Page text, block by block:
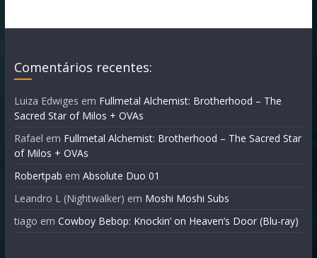
Comentários recentes:
Luiza Edwiges em Fullmetal Alchemist: Brotherhood – The
Sacred Star of Milos + OVAs
Rafael em Fullmetal Alchemist: Brotherhood – The Sacred Star
of Milos + OVAs
Robertpab em Absolute Duo 01
Leandro L (Nightwalker) em Moshi Moshi Subs
tiago em Cowboy Bebop: Knockin’ on Heaven’s Door (Blu-ray)